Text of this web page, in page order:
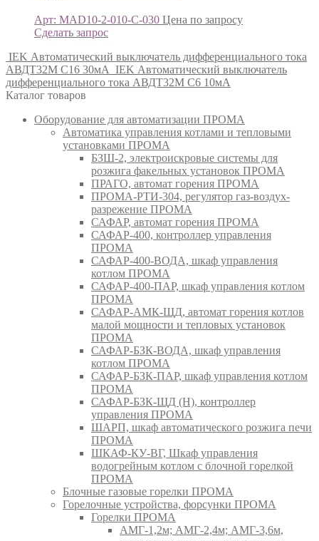
Арт: MAD10-2-010-C-030 Цена по запросу
Сделать запрос
IEK Автоматический выключатель дифференциального тока
АВДТ32М С16 30мА IEK Автоматический выключатель
дифференциального тока АВДТ32М С6 10мА
Каталог товаров
Оборудование для автоматизации ПРОМА
Автоматика управления котлами и тепловыми
установками ПРОМА
БЗШ-2, электроискровые системы для
розжига факельных установок ПРОМА
ПРАГО, автомат горения ПРОМА
ПРОМА-РТИ-304, регулятор газ-воздух-
разрежение ПРОМА
САФАР, автомат горения ПРОМА
САФАР-400, контроллер управления
ПРОМА
САФАР-400-ВОДА, шкаф управления
котлом ПРОМА
САФАР-400-ПАР, шкаф управления котлом
ПРОМА
САФАР-АМК-ЩД, автомат горения котлов
малой мощности и тепловых установок
ПРОМА
САФАР-БЗК-ВОДА, шкаф управления
котлом ПРОМА
САФАР-БЗК-ПАР, шкаф управления котлом
ПРОМА
САФАР-БЗК-ЩД (Н), контроллер
управления ПРОМА
ШАРП, шкаф автоматического розжига печи
ПРОМА
ШКАФ-КУ-ВГ, Шкаф управления
водогрейным котлом с блочной горелкой
ПРОМА
Блочные газовые горелки ПРОМА
Горелочные устройства, форсунки ПРОМА
Горелки ПРОМА
АМГ-1,2м; АМГ-2,4м; АМГ-3,6м,